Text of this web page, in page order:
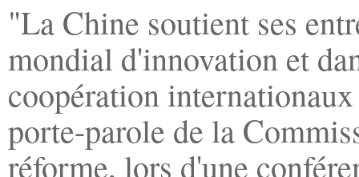
"La Chine soutient ses
mondial d'innovation et
coopération
porte-parole de la
réforme, lors d'une